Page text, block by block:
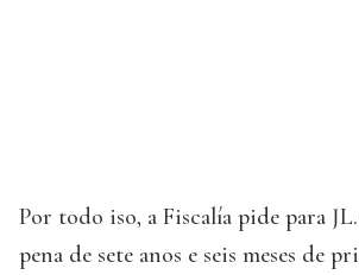
Por todo iso, a Fiscalía pide para
pena de sete anos e seis meses de